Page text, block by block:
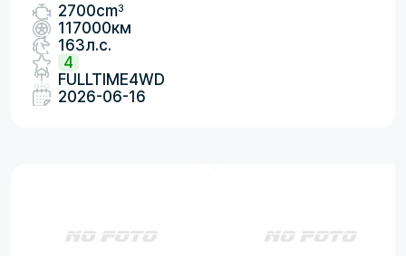
2700cm3
117000км
163л.с.
4
FULLTIME4WD
2026-06-16